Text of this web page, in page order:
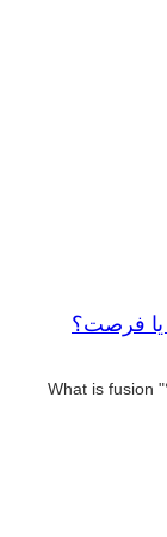
یا فرصت؟
"آشپزی فیوژن چیست؟ فیوژن تهدید است یا فرصت؟" What is fusion